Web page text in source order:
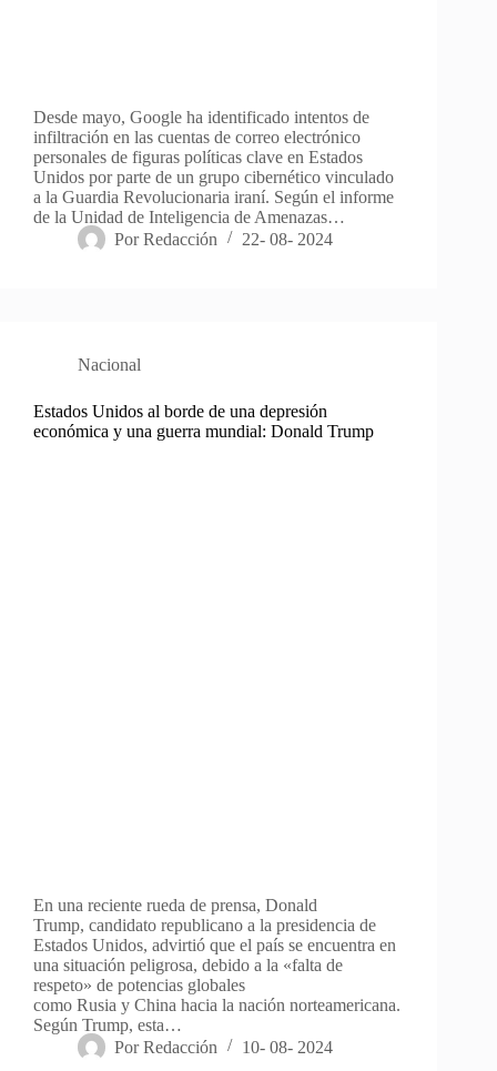
Desde mayo, Google ha identificado intentos de
infiltración en las cuentas de correo electrónico
personales de figuras políticas clave en Estados
Unidos por parte de un grupo cibernético vinculado
a la Guardia Revolucionaria iraní. Según el informe
de la Unidad de Inteligencia de Amenazas…
Por Redacción 22- 08- 2024
Nacional
Estados Unidos al borde de una depresión
económica y una guerra mundial: Donald Trump
En una reciente rueda de prensa, Donald
Trump, candidato republicano a la presidencia de
Estados Unidos, advirtió que el país se encuentra en
una situación peligrosa, debido a la «falta de
respeto» de potencias globales
como Rusia y China hacia la nación norteamericana.
Según Trump, esta…
Por Redacción 10- 08- 2024